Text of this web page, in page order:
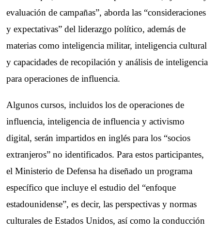
evaluación de campañas”, aborda las “consideraciones
y expectativas” del liderazgo político, además de
materias como inteligencia militar, inteligencia cultural
y capacidades de recopilación y análisis de inteligencia
para operaciones de influencia.
Algunos cursos, incluidos los de operaciones de
influencia, inteligencia de influencia y activismo
digital, serán impartidos en inglés para los “socios
extranjeros” no identificados. Para estos participantes,
el Ministerio de Defensa ha diseñado un programa
específico que incluye el estudio del “enfoque
estadounidense”, es decir, las perspectivas y normas
culturales de Estados Unidos, así como la conducción